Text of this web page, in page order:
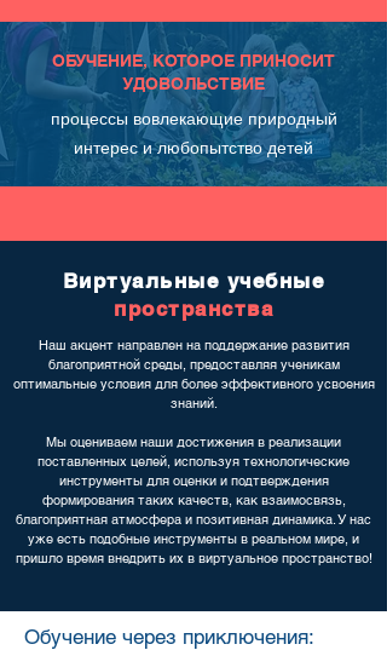
ОБУЧЕНИЕ, КОТОРОЕ ПРИНОСИТ
УДОВОЛЬСТВИЕ
процессы вовлекающие природный
интерес и любопытство детей
Виртуальные учебные
пространства
Наш акцент направлен на поддержание развития
благоприятной среды, предоставляя ученикам
оптимальные условия для более эффективного усвоения
знаний.
Мы оцениваем наши достижения в реализации
поставленных целей, используя технологические
инструменты для оценки и подтверждения
формирования таких качеств, как взаимосвязь,
благоприятная атмосфера и позитивная динамика. У нас
уже есть подобные инструменты в реальном мире, и
пришло время внедрить их в виртуальное пространство!
Обучение через приключения: